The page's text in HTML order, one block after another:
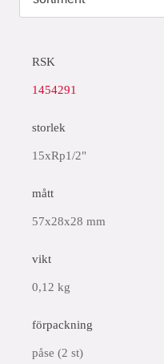
RSK
1454291
storlek
15xRp1/2"
mått
57x28x28 mm
vikt
0,12 kg
förpackning
påse (2 st)